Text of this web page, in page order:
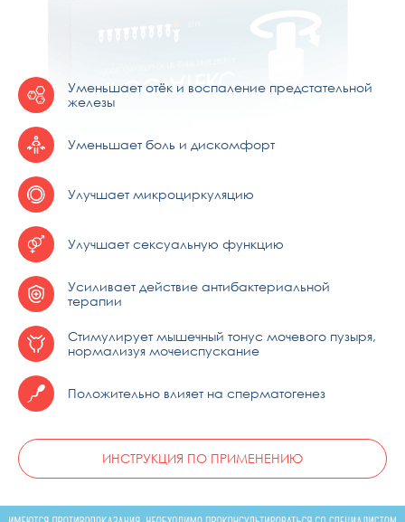
Уменьшает отёк и воспаление предстательной
железы
Уменьшает боль и дискомфорт
Улучшает микроциркуляцию
Улучшает сексуальную функцию
Усиливает действие антибактериальной
терапии
Стимулирует мышечный тонус мочевого пузыря,
нормализуя мочеиспускание
Положительно влияет на сперматогенез
ИНСТРУКЦИЯ ПО ПРИМЕНЕНИЮ